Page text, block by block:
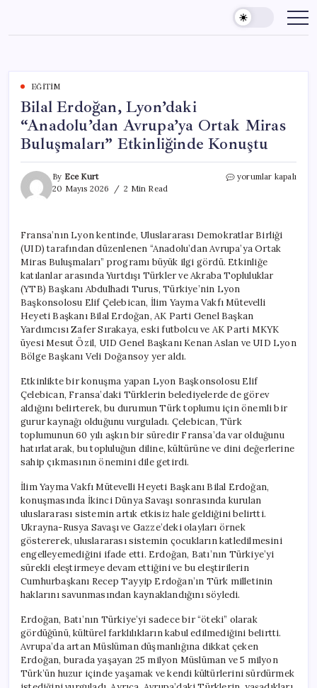
content
EĞITIM
Bilal Erdoğan, Lyon’daki
“Anadolu’dan Avrupa’ya Ortak Miras
Buluşmaları” Etkinliğinde Konuştu
By Ece Kurt
20 Mayıs 2026
2 Min Read
Bilal
Ortak
Miras
Buluşmaları”
Etkinliğinde
Konuştu
için
yorumlar kapalı
Fransa’nın Lyon kentinde, Uluslararası Demokratlar Birliği
(UID) tarafından düzenlenen “Anadolu’dan Avrupa’ya Ortak
Miras Buluşmaları” programı büyük ilgi gördü. Etkinliğe
katılanlar arasında Yurtdışı Türkler ve Akraba Topluluklar
(YTB) Başkanı Abdulhadi Turus, Türkiye’nin Lyon
Başkonsolosu Elif Çelebican, İlim Yayma Vakfı Mütevelli
Heyeti Başkanı Bilal Erdoğan, AK Parti Genel Başkan
Yardımcısı Zafer Sırakaya, eski futbolcu ve AK Parti MKYK
üyesi Mesut Özil, UID Genel Başkanı Kenan Aslan ve UID Lyon
Bölge Başkanı Veli Doğansoy yer aldı.
Etkinlikte bir konuşma yapan Lyon Başkonsolosu Elif
Çelebican, Fransa’daki Türklerin belediyelerde de görev
aldığını belirterek, bu durumun Türk toplumu için önemli bir
gurur kaynağı olduğunu vurguladı. Çelebican, Türk
toplumunun 60 yılı aşkın bir süredir Fransa’da var olduğunu
hatırlatarak, bu topluluğun diline, kültürüne ve dini değerlerine
sahip çıkmasının önemini dile getirdi.
İlim Yayma Vakfı Mütevelli Heyeti Başkanı Bilal Erdoğan,
konuşmasında İkinci Dünya Savaşı sonrasında kurulan
uluslararası sistemin artık etkisiz hale geldiğini belirtti.
Ukrayna-Rusya Savaşı ve Gazze’deki olayları örnek
göstererek, uluslararası sistemin çocukların katledilmesini
engelleyemediğini ifade etti. Erdoğan, Batı’nın Türkiye’yi
sürekli eleştirmeye devam ettiğini ve bu eleştirilerin
Cumhurbaşkanı Recep Tayyip Erdoğan’ın Türk milletinin
haklarını savunmasından kaynaklandığını söyledi.
Erdoğan, Batı’nın Türkiye’yi sadece bir “öteki” olarak
gördüğünü, kültürel farklılıkların kabul edilmediğini belirtti.
Avrupa’da artan Müslüman düşmanlığına dikkat çeken
Erdoğan, burada yaşayan 25 milyon Müslüman ve 5 milyon
Türk’ün huzur içinde yaşamak ve kendi kültürlerini sürdürmek